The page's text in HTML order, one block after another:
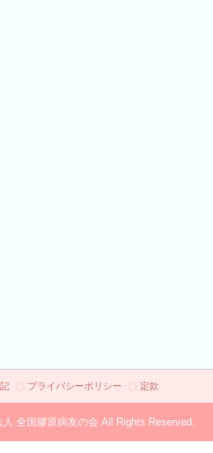
プライバシーポリシー 定款
全国膠原病友の会 All Rights Reserved.